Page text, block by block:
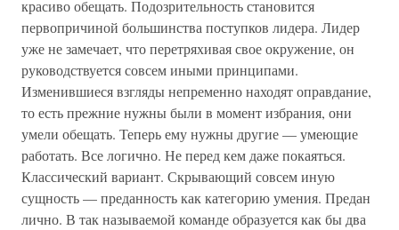
красиво обещать. Подозрительность становится
первопричиной большинства поступков лидера. Лидер
уже не замечает, что перетряхивая свое окружение, он
руководствуется совсем иными принципами.
Изменившиеся взгляды непременно находят оправдание,
то есть прежние нужны были в момент избрания, они
умели обещать. Теперь ему нужны другие — умеющие
работать. Все логично. Не перед кем даже покаяться.
Классический вариант. Скрывающий совсем иную
сущность — преданность как категорию умения. Предан
лично. В так называемой команде образуется как бы два